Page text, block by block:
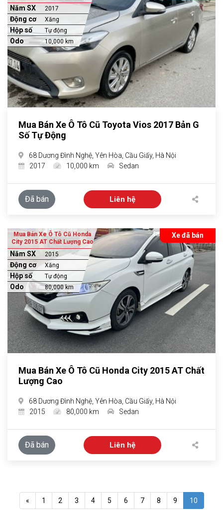
Năm SX 2017
Động cơ Xăng
Hộp số Tự động
Odo 10,000 km
Mua Bán Xe Ô Tô Cũ Toyota Vios 2017 Bản G
Số Tự Động
68 Dương Đình Nghệ, Yên Hòa, Cầu Giấy, Hà Nội
2017
10,000 km Sedan
Đã bán Liên hệ
Xe đã bán
Mua Bán Xe Ô Tô Cũ Honda
City 2015 AT Chất Lượng Cao
Năm SX 2015
Động cơ Xăng
Hộp số Tự động
Odo 80,000 km
Mua Bán Xe Ô Tô Cũ Honda City 2015 AT Chất
Lượng Cao
68 Dương Đình Nghệ, Yên Hòa, Cầu Giấy, Hà Nội
2015
80,000 km Sedan
Đã bán Liên hệ
« 1 2 3 4 5 6 7 8 9 10